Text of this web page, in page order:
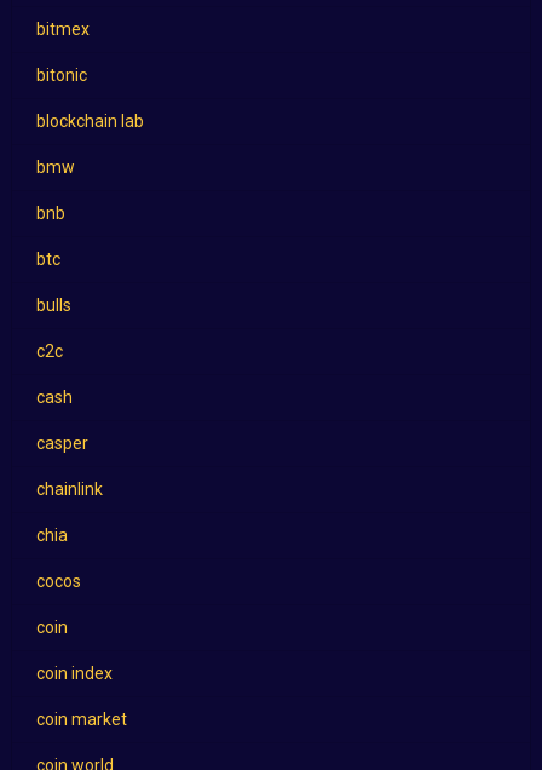
bitmex
bitonic
blockchain lab
bmw
bnb
btc
bulls
c2c
cash
casper
chainlink
chia
cocos
coin
coin index
coin market
coin world